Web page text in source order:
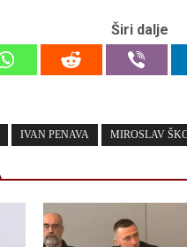
Širi dalje
IVAN PENAVA MIROSLAV